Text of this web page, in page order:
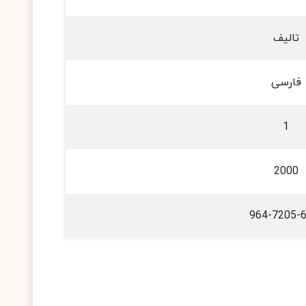
تالیف
فارسی
1
2000
964-7205-